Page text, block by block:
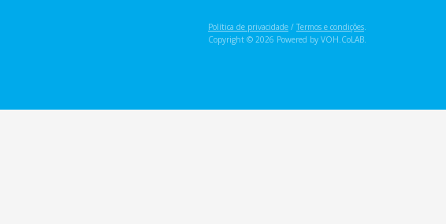
Política de privacidade/ Termos e condições.
Copyright © 2026 Powered by VOH.CoLAB.